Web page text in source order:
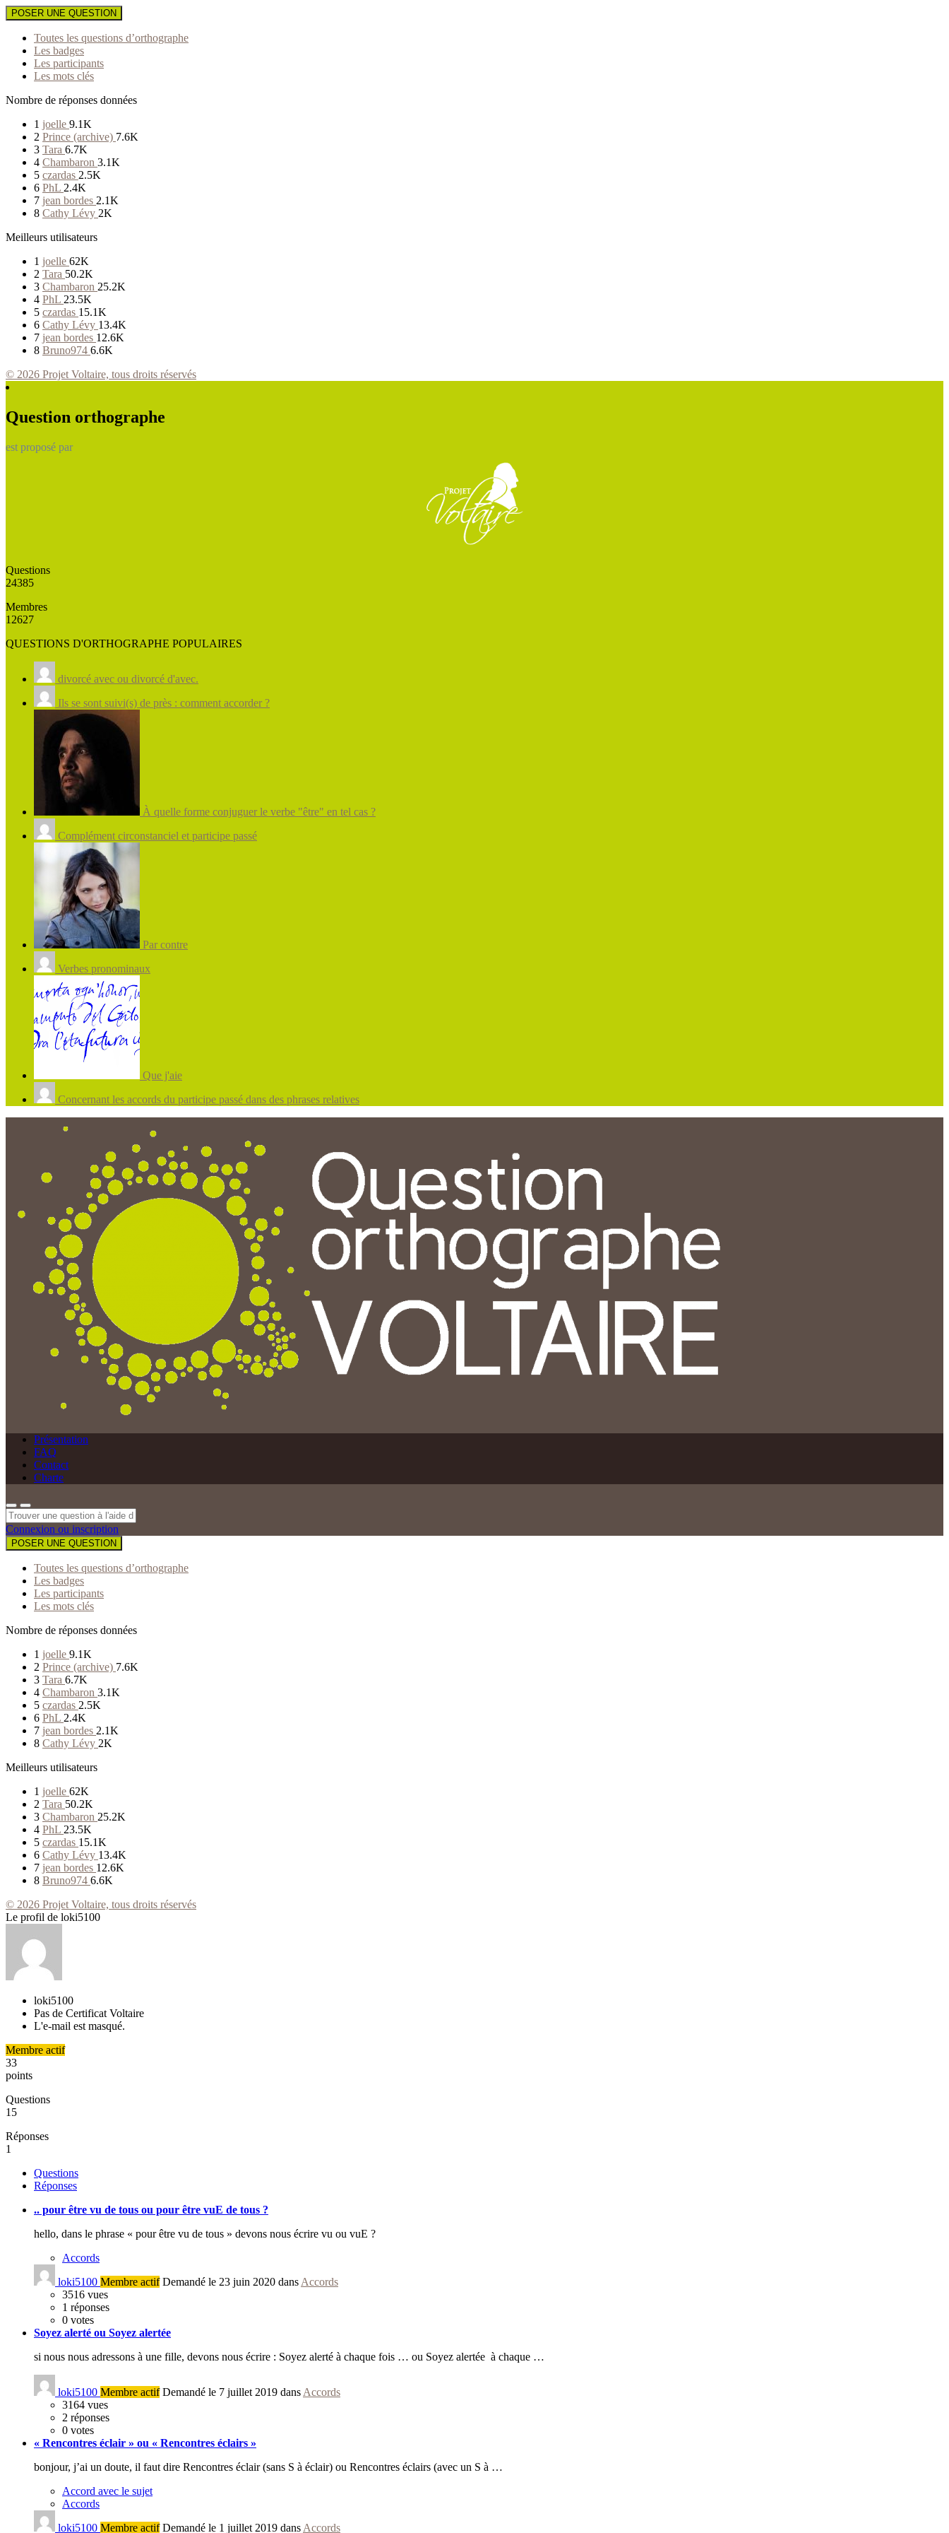
POSER UNE QUESTION
Toutes les questions d’orthographe
Les badges
Les participants
Les mots clés
Nombre de réponses données
1 joelle 9.1K
2 Prince (archive) 7.6K
3 Tara 6.7K
4 Chambaron 3.1K
5 czardas 2.5K
6 PhL 2.4K
7 jean bordes 2.1K
8 Cathy Lévy 2K
Meilleurs utilisateurs
1 joelle 62K
2 Tara 50.2K
3 Chambaron 25.2K
4 PhL 23.5K
5 czardas 15.1K
6 Cathy Lévy 13.4K
7 jean bordes 12.6K
8 Bruno974 6.6K
© 2026 Projet Voltaire, tous droits réservés
Question orthographe
est proposé par
Questions
24385
Membres
12627
QUESTIONS D'ORTHOGRAPHE POPULAIRES
divorcé avec ou divorcé d'avec.
Ils se sont suivi(s) de près : comment accorder ?
À quelle forme conjuguer le verbe "être" en tel cas ?
Complément circonstanciel et participe passé
Par contre
Verbes pronominaux
Que j'aie
Concernant les accords du participe passé dans des phrases relatives
Présentation
FAQ
Contact
Charte
Connexion ou inscription
POSER UNE QUESTION
Toutes les questions d’orthographe
Les badges
Les participants
Les mots clés
Nombre de réponses données
1 joelle 9.1K
2 Prince (archive) 7.6K
3 Tara 6.7K
4 Chambaron 3.1K
5 czardas 2.5K
6 PhL 2.4K
7 jean bordes 2.1K
8 Cathy Lévy 2K
Meilleurs utilisateurs
1 joelle 62K
2 Tara 50.2K
3 Chambaron 25.2K
4 PhL 23.5K
5 czardas 15.1K
6 Cathy Lévy 13.4K
7 jean bordes 12.6K
8 Bruno974 6.6K
© 2026 Projet Voltaire, tous droits réservés
Le profil de loki5100
loki5100
Pas de Certificat Voltaire
L'e-mail est masqué.
Membre actif
33
points
Questions
15
Réponses
1
Questions
Réponses
.. pour être vu de tous ou pour être vuE de tous ?
hello, dans le phrase « pour être vu de tous » devons nous écrire vu ou vuE ?
Accords
loki5100 Membre actif Demandé le 23 juin 2020 dans Accords
3516 vues
1 réponses
0 votes
Soyez alerté ou Soyez alertée
si nous nous adressons à une fille, devons nous écrire : Soyez alerté à chaque fois … ou Soyez alertée à chaque …
loki5100 Membre actif Demandé le 7 juillet 2019 dans Accords
3164 vues
2 réponses
0 votes
« Rencontres éclair » ou « Rencontres éclairs »
bonjour, j’ai un doute, il faut dire Rencontres éclair (sans S à éclair) ou Rencontres éclairs (avec un S à …
Accord avec le sujet
Accords
loki5100 Membre actif Demandé le 1 juillet 2019 dans Accords